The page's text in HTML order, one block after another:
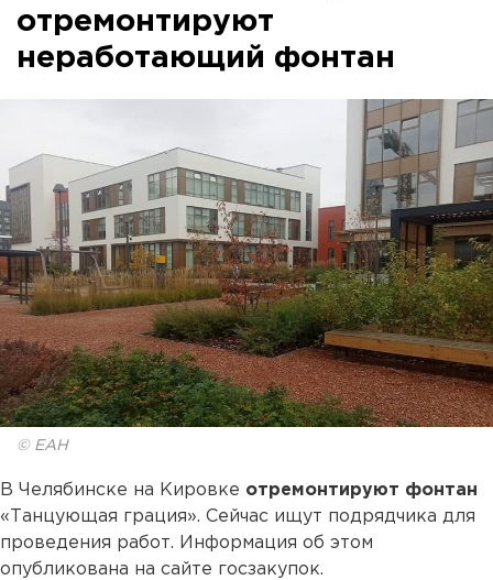
отремонтируют
неработающий фонтан
© ЕАН
В Челябинске на Кировке отремонтируют фонтан
«Танцующая грация». Сейчас ищут подрядчика для
проведения работ. Информация об этом
опубликована на сайте госзакупок.